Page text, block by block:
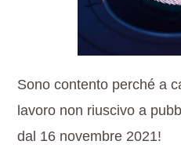
Sono contento perché a
lavoro non riuscivo a
dal 16 novembre 2021!